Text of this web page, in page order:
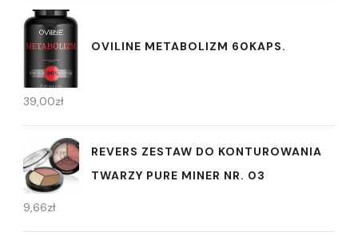
OVILINE METABOLIZM 60KAPS.
39,00zł
REVERS ZESTAW DO KONTUROWANIA
TWARZY PURE MINER NR. 03
9,66zł